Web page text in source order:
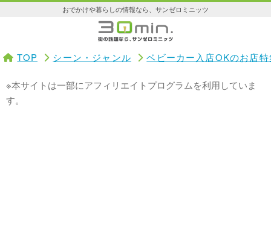
おでかけや暮らしの情報なら、サンゼロミニッツ
TOP シーン・ジャンル ベビーカー入店OKのお店
※本サイトは一部にアフィリエイトプログラムを利用していま
す。